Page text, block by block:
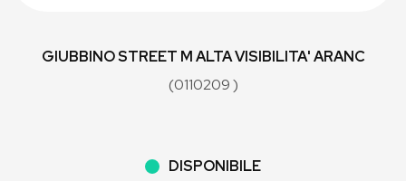
GIUBBINO STREET M ALTA VISIBILITA' ARANC
(0110209 )
DISPONIBILE